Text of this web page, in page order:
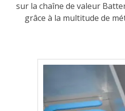
sur la chaîne de valeur
grâce à la multitude de